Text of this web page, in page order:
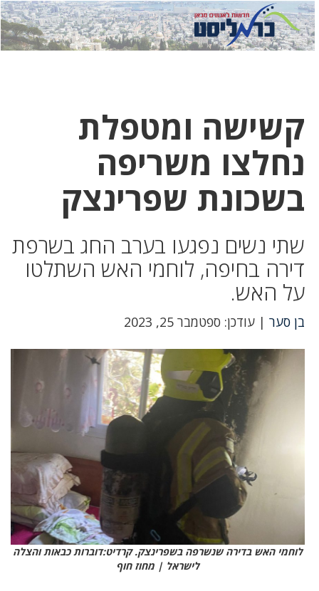
לחץ
כאן
לחץ
כדי
קשישה ומטפלת
נחלצו משריפה
בשכונת שפרינצק
שתי נשים נפגעו בערב החג בשרפת
דירה בחיפה, לוחמי האש השתלטו
על האש.
בן סער | עודכן: ספטמבר 25, 2023
לוחמי האש בדירה שנשרפה בשפרינצק. קרדיט:דוברות כבאות והצלה
לישראל | מחוז חוף